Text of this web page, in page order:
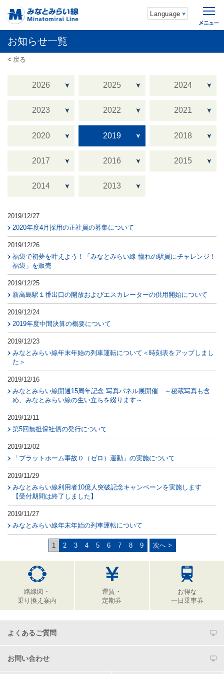
Language
お知らせ一覧
戻る
2026 2025 2024
2023 2022 2021
2020 2019 2018
2017 2016 2015
2014 2013
2019/12/27
2020年度4月採用の正社員の募集について
2019/12/26
福袋で初夢を叶えよう！「みなとみらい線 憧れの駅員にチャレンジ！
福袋」を販売
2019/12/25
新高島駅１番出口の開放およびエスカレーターの供用開始について
2019/12/24
2019年度中間決算の概要について
2019/12/23
みなとみらい線年末年始の列車運転について＜時刻表をアップしまし
た＞
2019/12/16
みなとみらい線開通15周年記念 写真パネル展開催 ～秘蔵写真も含
め、みなとみらい線の生い立ちを綴ります～
2019/12/11
第5回無担保社債の発行について
2019/12/02
「プラットホーム事故０（ゼロ）運動」の実施について
2019/11/29
みなとみらい線利用者10億人突破記念キャンペーンを実施します
【受付期間は終了しました】
2019/11/27
みなとみらい線年末年始の列車運転について
1 2 3 4 5 6 7 8 9 次へ >
路線図・
乗り換え案内
運賃・
定期券
お得な
一日乗車券
よくあるご質問
お問い合わせ